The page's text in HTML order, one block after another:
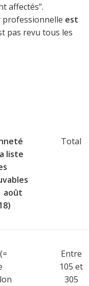
affectés”.
professionnelle est
pas revu tous les
liste
août
Total
Entre
105 et
305